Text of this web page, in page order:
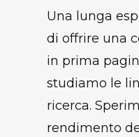
Una lunga
di offrire una
in prima
studiamo le
ricerca.
rendimento